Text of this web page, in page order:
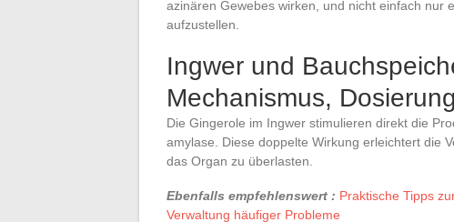
azinären Gewebes wirken, und nicht einfach nur
aufzustellen.
Ingwer und
Mechanismus,
Die Gingerole im Ingwer stimulieren direkt die
amylase. Diese doppelte Wirkung erleichtert die
das Organ zu überlasten.
Ebenfalls empfehlenswert : Praktische Tipps
Verwaltung häufiger Probleme